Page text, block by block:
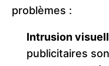
problèmes :
Intrusion
publicitaires